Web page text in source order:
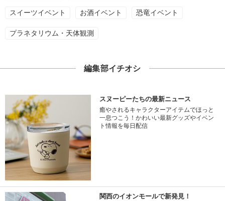
スイーツイベント お酒イベント 恐竜イベント
プラネタリウム・天体観測
編集部イチオシ
スヌーピーたちの最新ニュース
癒やされるキャラクターアイテムでほっと
一息つこう！かわいい最新グッズやイベン
ト情報を毎日配信
関西のイオンモールで新発見！